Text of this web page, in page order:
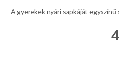
A gyerekek nyári sapkáját egyszínű